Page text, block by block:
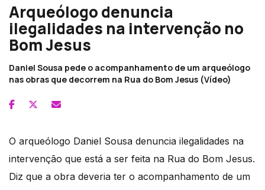
Arqueólogo denuncia
ilegalidades na intervenção no
Bom Jesus
Daniel Sousa pede o acompanhamento de um arqueólogo
nas obras que decorrem na Rua do Bom Jesus (Vídeo)
O arqueólogo Daniel Sousa denuncia ilegalidades na
intervenção que está a ser feita na Rua do Bom Jesus.
Diz que a obra deveria ter o acompanhamento de um